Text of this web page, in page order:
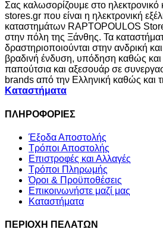
Σας καλωσορίζουμε στο
stores.gr που είναι η ηλεκτρονική
καταστημάτων RAPTOPOULOS
στην πόλη της Ξάνθης. Τα
δραστηριοποιούνται στην ανδρική
βραδινή ένδυση, υπόδηση καθώς και
παπούτσια και αξεσουάρ σε
brands από την Ελληνική καθώς και
Καταστήματα
ΠΛΗΡΟΦΟΡΙΕΣ
Έξοδα Αποστολής
Τρόποι Αποστολής
Επιστροφές και Αλλαγές
Τρόποι Πληρωμής
Όροι & Προϋποθέσεις
Επικοινωνήστε μαζί μας
Καταστήματα
ΠΕΡΙΟΧΗ ΠΕΛΑΤΩΝ